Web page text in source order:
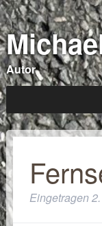
Autor
Eingetragen